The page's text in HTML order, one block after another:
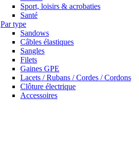
Sport, loisirs & acrobaties
Santé
Par type
Sandows
Câbles élastiques
Sangles
Filets
Gaines GPE
Lacets / Rubans / Cordes / Cordons
Clôture électrique
Accessoires